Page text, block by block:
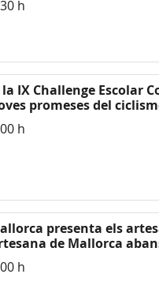
h
IX Challenge Escolar
promeses del
h
presenta els
de Mallorca
h